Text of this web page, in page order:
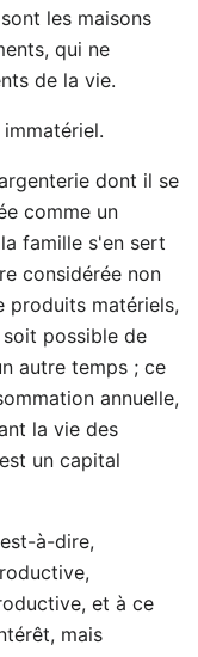
les maisons
qui ne
de la vie.
dont il se
comme un
famille s'en sert
considérée non
produits matériels,
possible de
autre temps ; ce
annuelle,
la vie des
un capital
à-dire,
et à ce
mais